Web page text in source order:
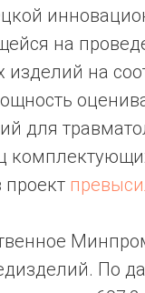
на
на
для
По